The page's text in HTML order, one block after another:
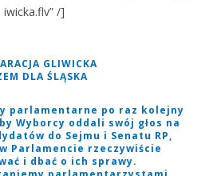
iwicka.flv” /]
GLIWICKA
DLA ŚLĄSKA
parlamentarne po raz kolejny
Wyborcy oddali swój głos na
do Sejmu i Senatu RP,
Parlamencie rzeczywiście
i dbać o ich sprawy.